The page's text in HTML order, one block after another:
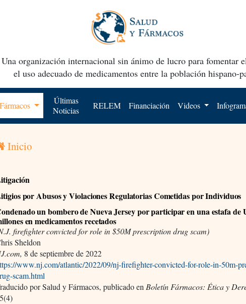
Una organización internacional sin ánimo de lucro para fomentar
el uso adecuado de medicamentos entre la población hispano-
Últimas
Noticias
RELEM Financiación Videos
Inicio
por Abusos y Violaciones Regulatorias Cometidas por Individuos
un bombero de Nueva Jersey por participar en una estafa de
en medicamentos recetados
firefighter convicted for role in $50M prescription drug scam)
Sheldon
8 de septiembre de 2022
www.nj.com/atlantic/2022/09/nj-firefighter-convicted-for-role-in-50m-
scam.html
por Salud y Fármacos, publicado en Boletín Fármacos: Ética y